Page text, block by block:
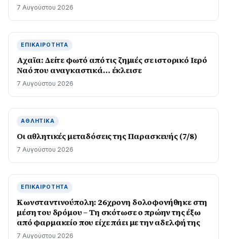
7 Αυγούστου 2026
ΕΠΙΚΑΙΡΌΤΗΤΑ
Αχαϊα: Δείτε φωτό από τις ζημιές σε ιστορικό Ιερό
Ναό που αναγκαστικά… έκλεισε
7 Αυγούστου 2026
ΑΘΛΗΤΙΚΆ
Οι αθλητικές μεταδόσεις της Παρασκευής (7/8)
7 Αυγούστου 2026
ΕΠΙΚΑΙΡΌΤΗΤΑ
Κωνσταντινούπολη: 26χρονη δολοφονήθηκε στη
μέση του δρόμου – Τη σκότωσε ο πρώην της έξω
από φαρμακείο που είχε πάει με την αδελφή της
7 Αυγούστου 2026